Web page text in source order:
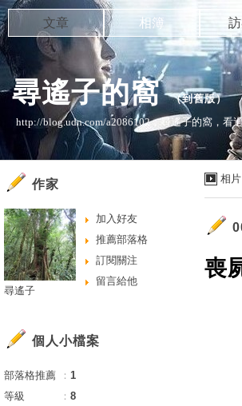
尋遙子的窩 （到舊版）
http://blog.udn.com/a2086102，尋遙子的窩，
文章 相簿
相
喪
作家
加入好友
推薦部落格
訂閱關注
留言給他
尋遙子
個人小檔案
部落格推薦 ： 1
等級
： 8